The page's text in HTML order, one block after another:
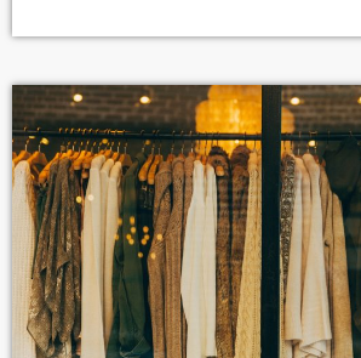
cinquième défaite de la saison en